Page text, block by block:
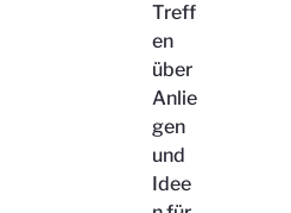
Treff
en
über
Anlie
gen
und
Idee